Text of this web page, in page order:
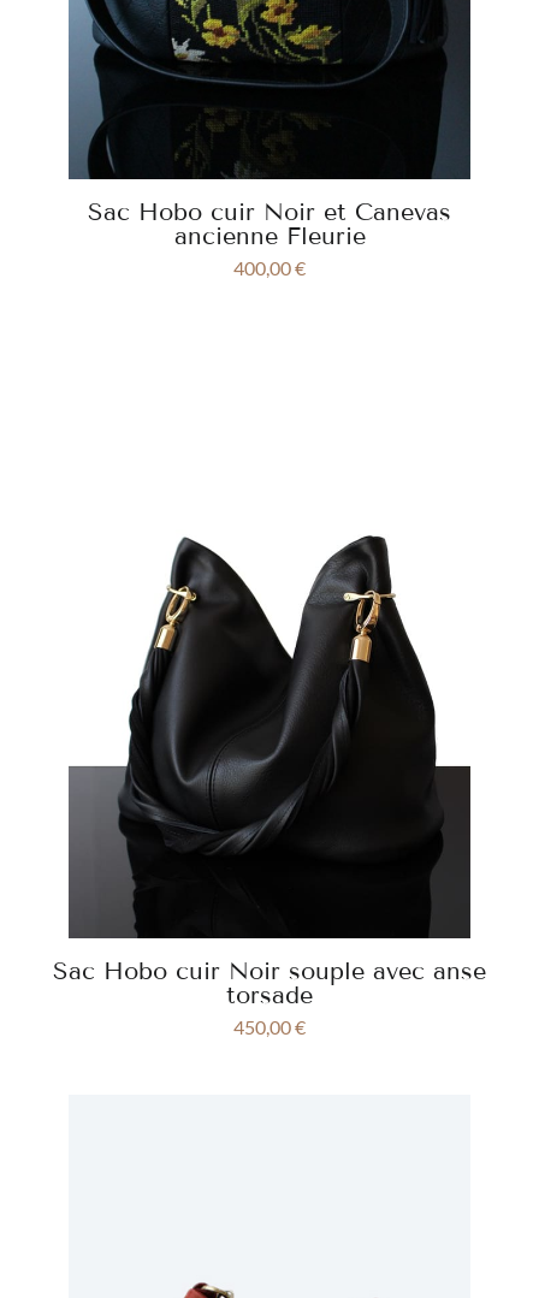
Sac Hobo cuir Noir et Canevas
ancienne Fleurie
400,00€
Sac Hobo cuir Noir souple avec anse
torsade
450,00€